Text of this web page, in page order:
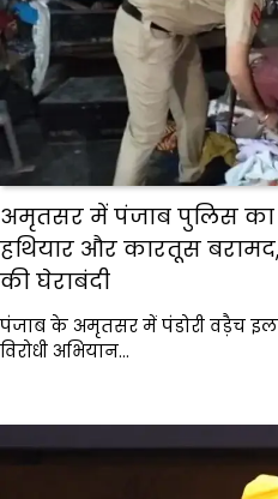
अमृतसर में पंजाब पुलिस का
हथियार और कारतूस
की घेराबंदी
पंजाब के अमृतसर में पंडोरी वड़ैच
विरोधी अभियान…